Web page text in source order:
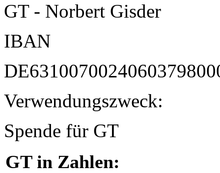
GT - Norbert Gisder
IBAN
Verwendungszweck:
Spende für GT
GT in Zahlen: